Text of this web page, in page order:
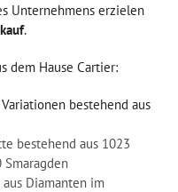
Unternehmens erzielen
.
dem Hause Cartier:
bestehend aus
bestehend aus 1023
Diamanten im